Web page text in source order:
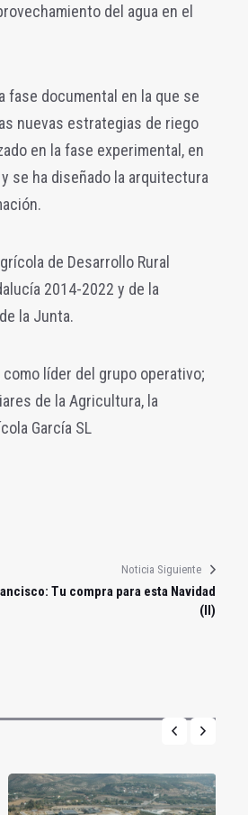
del agua en el
fase documental en la que se
nuevas estrategias de riego
en la fase experimental, en
se ha diseñado la arquitectura
de Desarrollo Rural
2014-2022 y de la
la Junta.
líder del grupo operativo;
de la Agricultura, la
García SL
Noticia Siguiente
Tu compra para esta Navidad
(II)